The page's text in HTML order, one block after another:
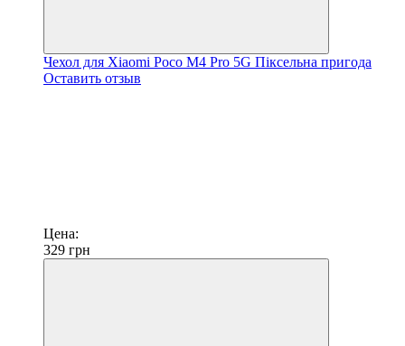
Чехол для Xiaomi Poco M4 Pro 5G Піксельна пригода
Оставить отзыв
Цена:
329 грн